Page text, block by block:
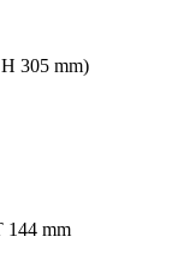
305 mm)
144 mm